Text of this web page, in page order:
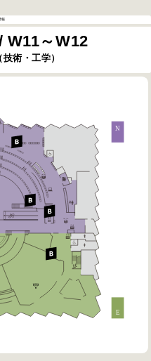
報
W11～W12
術・工学）